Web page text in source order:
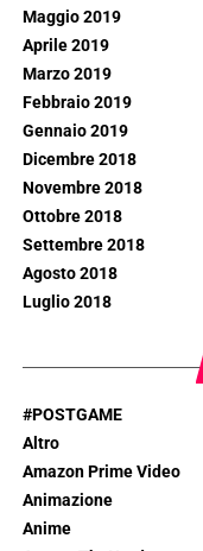
Maggio 2019
Aprile 2019
Marzo 2019
Febbraio 2019
Gennaio 2019
Dicembre 2018
Novembre 2018
Ottobre 2018
Settembre 2018
Agosto 2018
Luglio 2018
#POSTGAME
Altro
Amazon Prime Video
Animazione
Anime